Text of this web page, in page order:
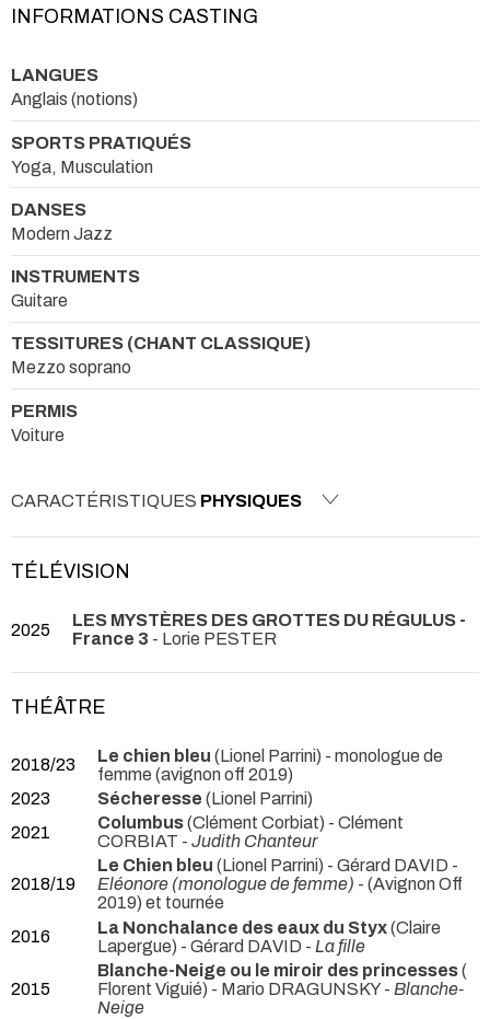
INFORMATIONS CASTING
LANGUES
Anglais (notions)
SPORTS PRATIQUÉS
Yoga, Musculation
DANSES
Modern Jazz
INSTRUMENTS
Guitare
TESSITURES (CHANT CLASSIQUE)
Mezzo soprano
PERMIS
Voiture
CARACTÉRISTIQUES PHYSIQUES
TÉLÉVISION
2025
LES MYSTÈRES DES GROTTES DU RÉGULUS -
France 3 - Lorie PESTER
THÉÂTRE
2018/23 Le chien bleu (Lionel Parrini) - monologue de
femme (avignon off 2019)
2023
Sécheresse (Lionel Parrini)
2021
Columbus(Clément Corbiat) - Clément
CORBIAT - Judith Chanteur
2018/19
Le Chien bleu (Lionel Parrini) - Gérard DAVID -
Eléonore (monologue de femme) - (Avignon Off
2019) et tournée
2016
La Nonchalance des eaux du Styx(Claire
Lapergue) - Gérard DAVID - La fille
2015
Blanche-Neige ou le miroir des princesses(
Florent Viguié) - Mario DRAGUNSKY - Blanche-
Neige